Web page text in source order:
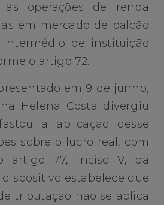
operações de renda
em mercado de balcão
de instituição
o artigo 72.
em 9 de junho,
Helena Costa divergiu
a aplicação desse
sobre o lucro real, com
artigo 77, inciso V, da
dispositivo estabelece que
tributação não se aplica